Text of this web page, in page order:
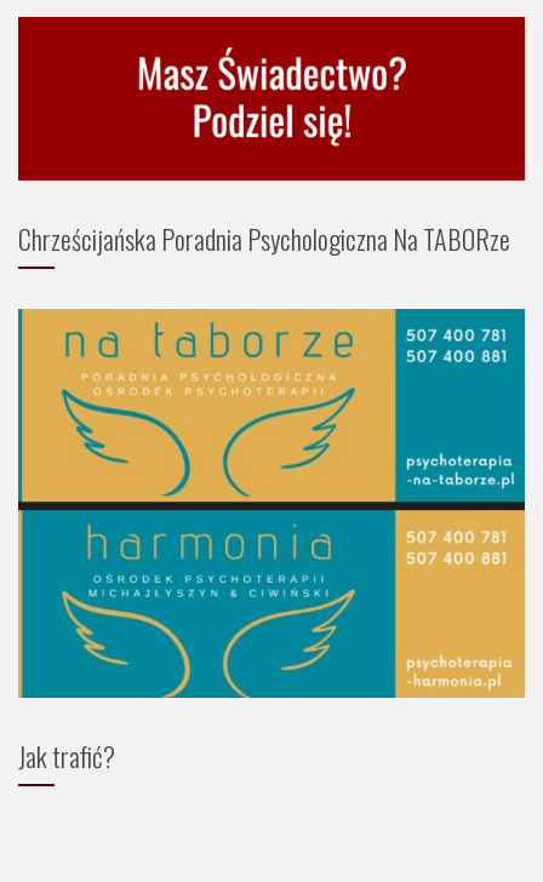
Chrześcijańska Poradnia Psychologiczna Na TABORze
Jak trafić?